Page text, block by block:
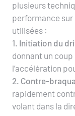
plusieurs
performance
utilisées :
1. Initiation du
donnant un
l’accélération
2. Contre-
rapidement
volant dans la